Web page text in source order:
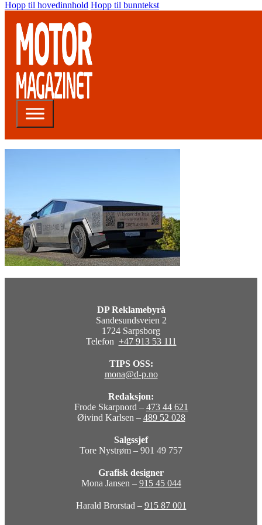
Hopp til hovedinnhold Hopp til bunntekst
DP Reklamebyrå
Sandesundsveien 2
1724 Sarpsborg
Telefon +47 913 53 111
TIPS OSS:
mona@d-p.no
Redaksjon:
Frode Skarpnord – 473 44 621
Øivind Karlsen – 489 52 028
Salgssjef
Tore Nystrøm – 901 49 757
Grafisk designer
Mona Jansen – 915 45 044
Harald Brorstad – 915 87 001